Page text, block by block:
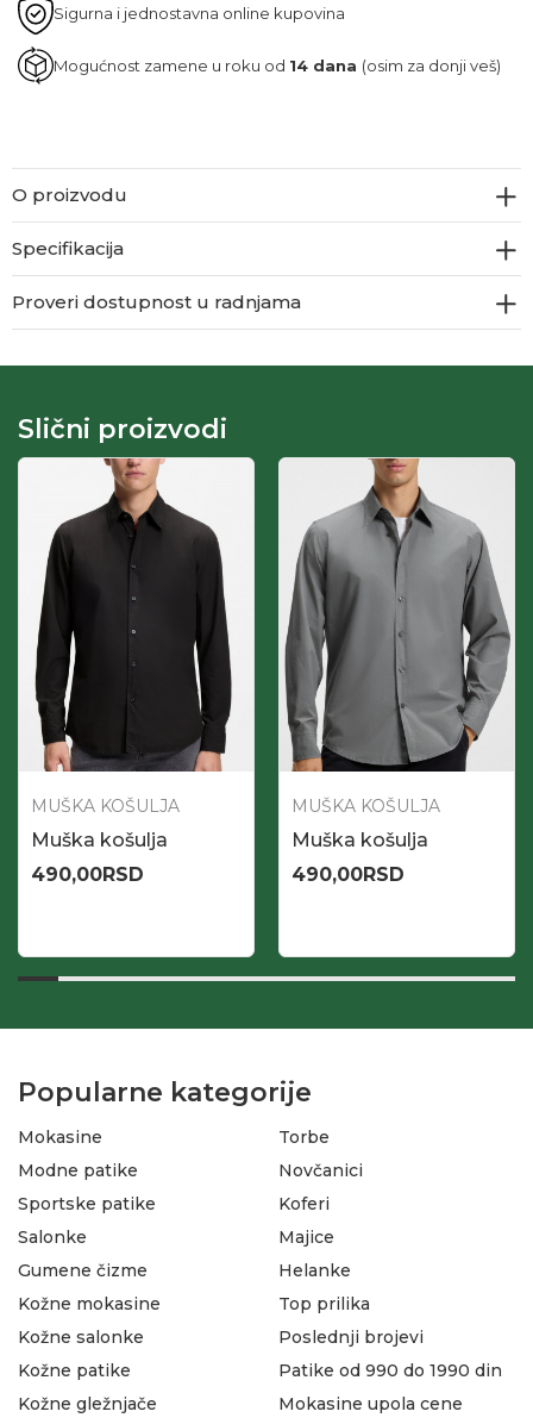
Sigurna i jednostavna online kupovina
Mogućnost zamene u roku od 14 dana (osim za donji veš)
O proizvodu
Specifikacija
Proveri dostupnost u radnjama
Slični proizvodi
MUŠKA KOŠULJA
Muška košulja
490,00RSD
MUŠKA KOŠULJA
Muška košulja
490,00RSD
Popularne kategorije
Mokasine
Modne patike
Sportske patike
Salonke
Gumene čizme
Torbe
Novčanici
Koferi
Majice
Helanke
Kožne mokasine
Kožne salonke
Kožne patike
Kožne gležnjače
Top prilika
Poslednji brojevi
Patike od 990 do 1990 din
Mokasine upola cene